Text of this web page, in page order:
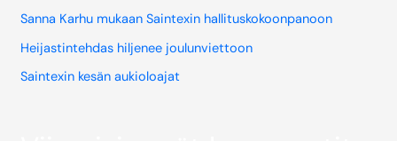
Sanna Karhu mukaan Saintexin hallituskokoonpanoon
Heijastintehdas hiljenee joulunviettoon
Saintexin kesän aukioloajat